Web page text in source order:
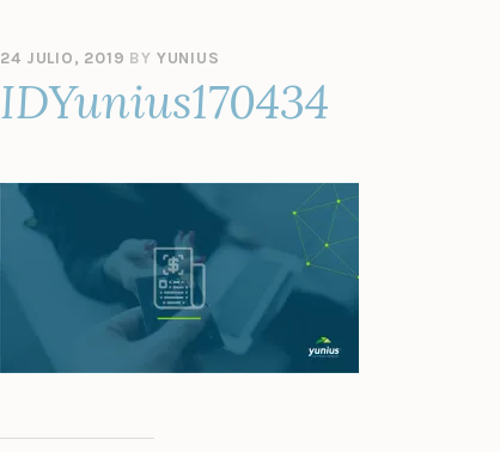
24 JULIO, 2019 BY YUNIUS
IDYunius170434